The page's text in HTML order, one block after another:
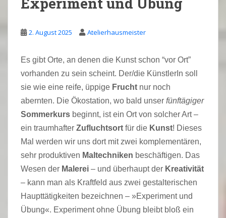
2. August 2025 Atelierhausmeister
Es gibt Orte, an denen die Kunst schon “vor Ort”
vorhanden zu sein scheint. Der/die KünstlerIn soll
sie wie eine reife, üppige Frucht nur noch
abernten. Die Ökostation, wo bald unser fünftägiger
Sommerkurs beginnt, ist ein Ort von solcher Art –
ein traumhafter Zufluchtsort für die Kunst! Dieses
Mal werden wir uns dort mit zwei komplementären,
sehr produktiven Maltechniken beschäftigen. Das
Wesen der Malerei – und überhaupt der Kreativität
– kann man als Kraftfeld aus zwei gestalterischen
Haupttätigkeiten bezeichnen – »Experiment und
Übung«. Experiment ohne Übung bleibt bloß ein